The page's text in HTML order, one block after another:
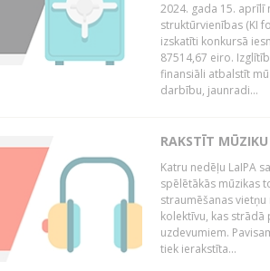
2024. gada 15. aprīlī
struktūrvienības (KI
izskatīti konkursā
87514,67 eiro.
finansiāli atbalstīt
darbību, jaunradi...
RAKSTĪT
Katru nedēļu LaIPA
spēlētākās mūzikas
straumēšanas
kolektīvu, kas
uzdevumiem.
tiek ierakstīta...